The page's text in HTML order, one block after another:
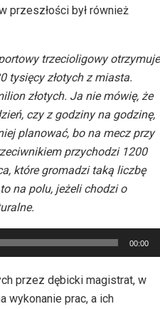
przeszłości był również
trzecioligowy otrzymuje
tysięcy złotych z miasta.
złotych. Ja nie mówię, że
czy z godziny na godzinę,
planować, bo na mecz przy
przychodzi 1200
które gromadzi taką liczbę
na polu, jeżeli chodzi o
00:00
przez dębicki magistrat, w
wykonanie prac, a ich